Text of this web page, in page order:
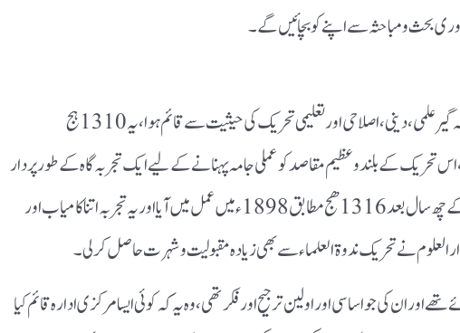
بحث و مباحثہ سے اپنے کو بچائیں گے ۔
ندوة العلماء در حقیقت ایک ہمہ گیر علمی، دینی، اصلاحی اور تعلیمی تحریک کی حیثیت سے قائم ہوا، یہ 1310 ہج
ہے ، اس تحریک کے بلند و عظیم مقاصد کو عملی جامہ پہنانے کے لیے ایک تجربہ گاہ کے طور پر دار
العلوم ندوة العلماء کا قیام اس کے چھ سال بعد 1316ھج مطابق 1898ء میں عمل میں آیا اور یہ تجربہ اتنا کامیاب اور
العلوم نے تحریک ندوة العلماء سے بھی زیادہ مقبولیت و شہرت حاصل کرلی ۔
تھے اور ان کی جو اساسی اور اولین ترجیح اور فکر تھی، وہ یہ کہ کوئی ایسا مرکزی ادارہ قائم کیا